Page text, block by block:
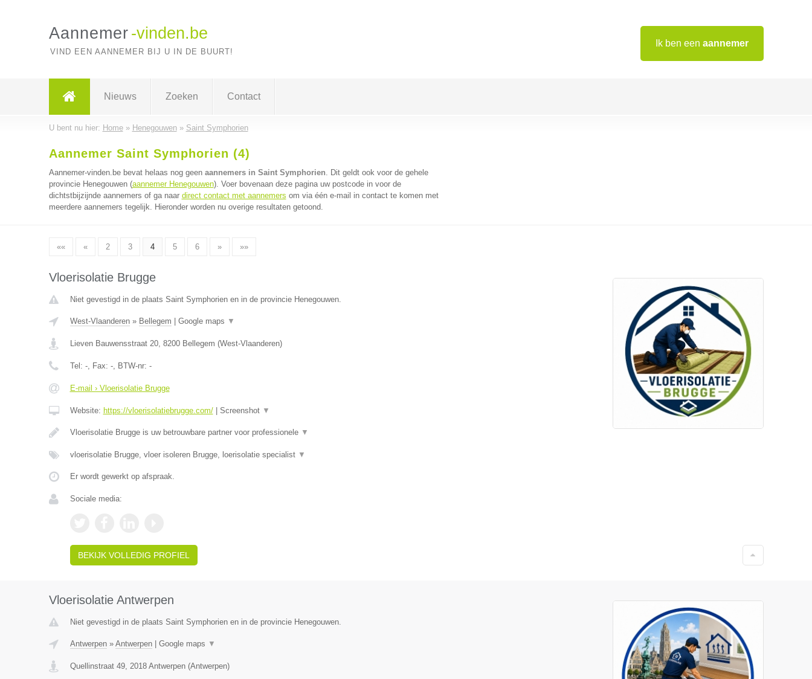
Ik ben een aannemer
Aannemer -vinden.be
VIND EEN AANNEMER BIJ U IN DE BUURT!
Nieuws Zoeken Contact
U bent nu hier: Home» Henegouwen» Saint Symphorien
Aannemer Saint Symphorien (4)
Aannemer-vinden.be bevat helaas nog geen aannemers in Saint Symphorien. Dit geldt ook voor de gehele
provincie Henegouwen (aannemer Henegouwen). Voer bovenaan deze pagina uw postcode in voor de
dichtstbijzijnde aannemers of ga naar direct contact met aannemers om via één e-mail in contact te komen met
meerdere aannemers tegelijk. Hieronder worden nu overige resultaten getoond.
«« « 2 3 4 5 6 » »»
Vloerisolatie Brugge
Niet gevestigd in de plaats Saint Symphorien en in de provincie Henegouwen.
West-Vlaanderen» Bellegem Google maps ▼
Lieven Bauwensstraat 20, 8200 Bellegem (West-Vlaanderen)
Tel: -, Fax: -, BTW-nr: -
E-mail › Vloerisolatie Brugge
Website: https://vloerisolatiebrugge.com/| Screenshot ▼
Vloerisolatie Brugge is uw betrouwbare partner voor professionele ▼
vloerisolatie Brugge, vloer isoleren Brugge, loerisolatie specialist ▼
Er wordt gewerkt op afspraak.
Sociale media:
BEKIJK VOLLEDIG PROFIEL
Vloerisolatie Antwerpen
Niet gevestigd in de plaats Saint Symphorien en in de provincie Henegouwen.
Antwerpen» Antwerpen| Google maps ▼
Quellinstraat 49, 2018 Antwerpen(Antwerpen)